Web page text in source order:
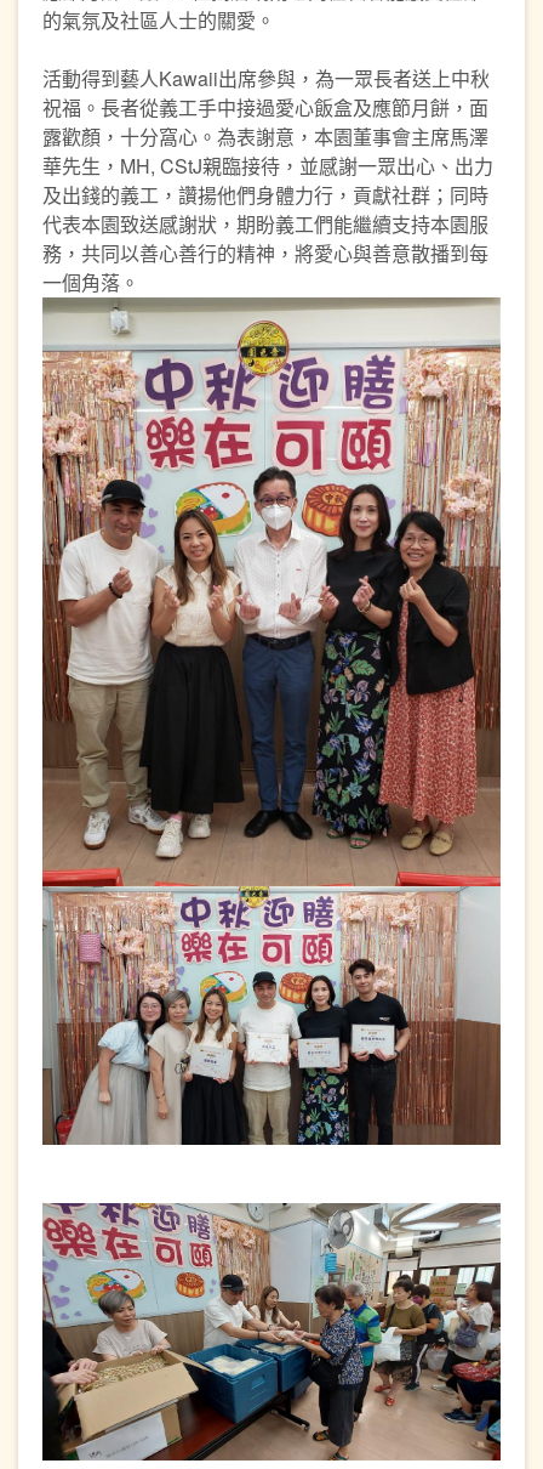
的氣氛及社區人士的關愛。
活動得到藝人Kawaii出席參與，為一眾長者送上中秋
祝福。長者從義工手中接過愛心飯盒及應節月餅，面
露歡顏，十分窩心。為表謝意，本園董事會主席馬澤
華先生，MH, CStJ親臨接待，並感謝一眾出心、出力
及出錢的義工，讚揚他們身體力行，貢獻社群；同時
代表本園致送感謝狀，期盼義工們能繼續支持本園服
務，共同以善心善行的精神，將愛心與善意散播到每
一個角落。